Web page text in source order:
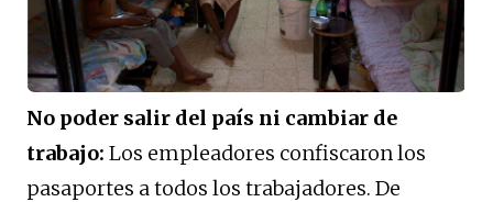
No poder salir del país ni cambiar de
trabajo: Los empleadores confiscaron los
pasaportes a todos los trabajadores. De